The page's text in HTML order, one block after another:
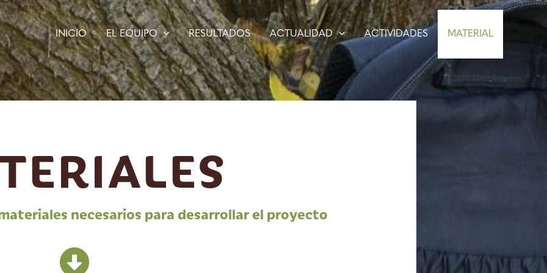
INICIO EL EQUIPO RESULTADOS ACTUALIDAD ACTIVIDADES MATERIAL
necesarios para desarrollar el proyecto